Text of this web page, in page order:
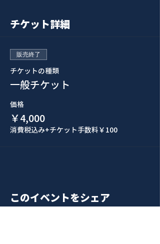
チケット詳細
販売終了
チケットの種類
一般チケット
価格
￥4,000
消費税込み+チケット手数料￥100
このイベントをシェア